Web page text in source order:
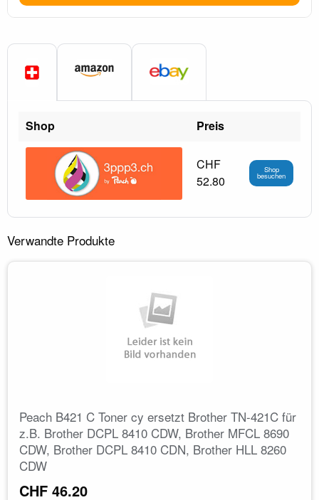
Shop Preis
CHF
52.80
Shop
besuchen
Verwandte Produkte
Peach B421 C Toner cy ersetzt Brother TN-421C für
z.B. Brother DCPL 8410 CDW, Brother MFCL 8690
CDW, Brother DCPL 8410 CDN, Brother HLL 8260
CDW
CHF 46.20